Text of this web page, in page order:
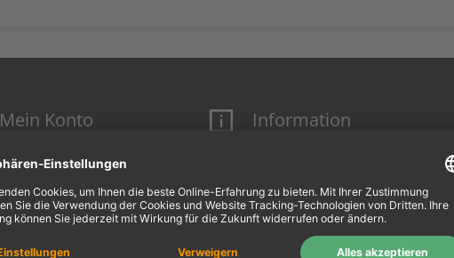
Mein Konto
Mein Konto
Login
Warenkorb
Information
AGB
Datenschutz
Widerrufsbelehrung